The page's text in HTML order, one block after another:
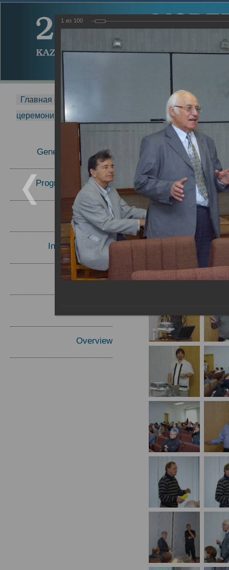
Главная страница
Международная
церемонии вручения премии Zavoisky Award - 2008 г.
General Information
Program Committee
Topics
Invited Speakers
Materials
Overview
Report
2008 г.
1 из 100